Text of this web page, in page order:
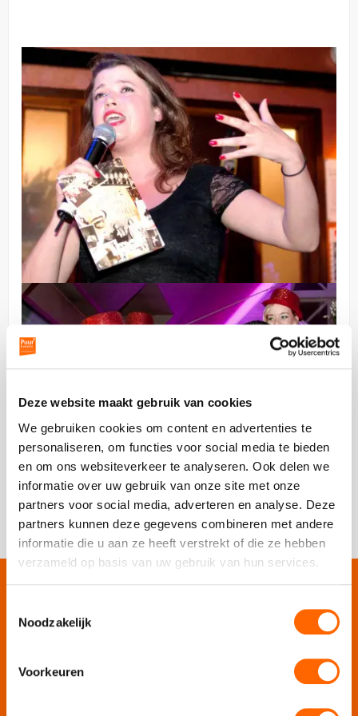
Deze website maakt gebruik van cookies
We gebruiken cookies om content en advertenties te
personaliseren, om functies voor social media te bieden
en om ons websiteverkeer te analyseren. Ook delen we
informatie over uw gebruik van onze site met onze
partners voor social media, adverteren en analyse. Deze
partners kunnen deze gegevens combineren met andere
informatie die u aan ze heeft verstrekt of die ze hebben
verzameld op basis van uw gebruik van hun services.
Noodzakelijk
Voorkeuren